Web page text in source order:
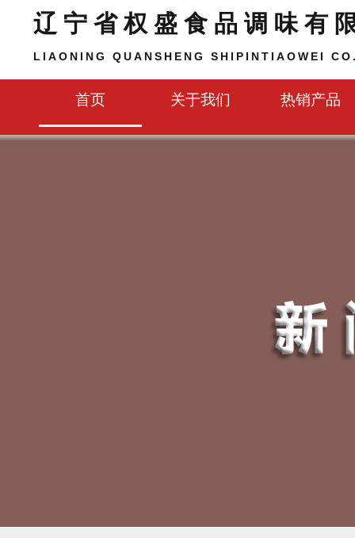
辽宁省权盛食品调味有
LIAONING QUANSHENG SHIPINTIAOWEI
首页 关于我们 热销产品